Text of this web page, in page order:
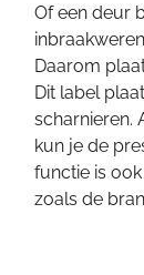
Of een deur
Daarom
Dit label
scharnieren.
kun je de
functie is
zoals de